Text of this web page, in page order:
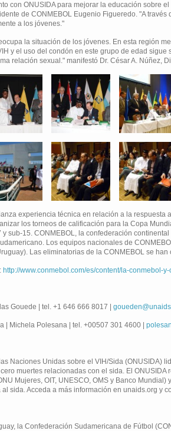
con ONUSIDA para mejorar la educación sobre
de CONMEBOL Eugenio Figueredo. "A
a los jóvenes."
la situación de los jóvenes. En esta región
y el uso del condón en este grupo de edad
relación sexual." manifestó Dr. César A. Núñez,
experiencia técnica en relación a la
los torneos de calificación para la Copa
sub-15. CONMEBOL, la confederación
Los equipos nacionales de
Las eliminatorias de la CONMEBOL se
http://www.conmebol.com/es/content/la-conmebol-
Gouede | tel. +1 646 666 8017 |
| Michela Polesana | tel. +00507 301 4600 |
Naciones Unidas sobre el VIH/Sida (ONUSIDA)
muertes relacionadas con el sida. El
Mujeres, OIT, UNESCO, OMS y Banco
sida. Acceda a más información en unaids.org y
la Confederación Sudamericana de Fútbol